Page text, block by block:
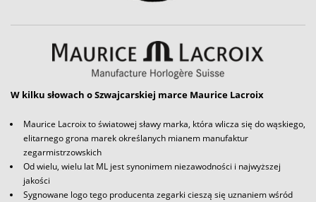
W kilku słowach o Szwajcarskiej marce Maurice Lacroix
Maurice Lacroix to światowej sławy marka, która wlicza się do wąskiego,
elitarnego grona marek określanych mianem manufaktur
zegarmistrzowskich
Od wielu, wielu lat ML jest synonimem niezawodności i najwyższej
jakości
Sygnowane logo tego producenta zegarki cieszą się uznaniem wśród